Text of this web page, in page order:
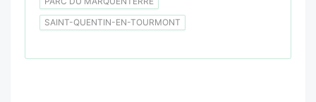
SAINT-QUENTIN-EN-TOURMONT